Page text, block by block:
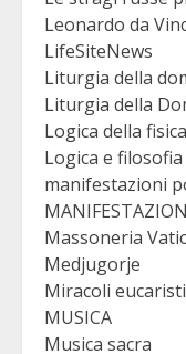
Leonardo da
LifeSiteNews
Liturgia della
Liturgia della
Logica della fisica
Logica e filosofia
manifestazioni
Massoneria
Medjugorje
Miracoli
MUSICA
Musica sacra